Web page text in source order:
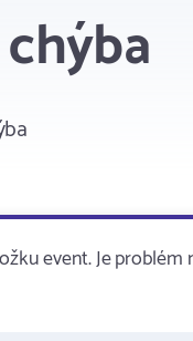
event. Je